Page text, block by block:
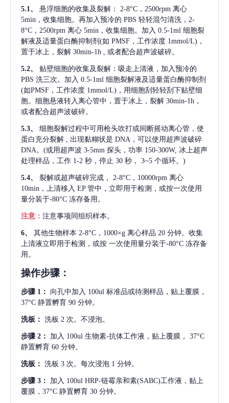
5.1、 悬浮细胞的收集及裂解：
2-8°C，2500rpm 离心
5min，收集细胞。再加入预冷的 PBS 轻轻混匀清洗，2-
8°C，2500rpm 离心 5min，收集细胞。加入 0.5-1ml 细胞裂
解液及适量蛋白酶抑制剂(如 PMSF，工作浓度 1mmol/L)，
置于冰上，裂解 30min-1h , 或者配合超声波破碎。
5.2、
贴壁细胞的收集及裂解：吸走上清液，加入预冷的
PBS 洗三次。加入 0.5-1ml 细胞裂解液及适量蛋白酶抑制剂
(如PMSF，工作浓度 1mmol/L)，用细胞刮轻轻刮下贴壁细
胞。细胞悬液转入离心管中，置于冰上，裂解 30min-1h，
或者配合超声波破碎。
5.3、
细胞裂解过程中可用枪头吹打或间断摇动离心管，使
蛋白充分裂解 , 出现黏糊状是 DNA，可以使用超声波破碎
DNA。(或用超声波 3-5mm 探头，功率 150-300W, 冰上超声
处理样品，工作 1-2 秒，停止 30 秒， 3~5 个循环。)
5.4、 裂解或超声破碎完成，
2-8°C，10000rpm 离心
10min，上清移入 EP 管中，立即用于检测，或按一次使用
量分装于-80°C 冻存备用。
注意： 注意事项同组织样本。
6、 其他生物样本 2-8°C，1000×g 离心样品 20 分钟。收集
上清液立即用于检测，或按 一次使用量分装于-80°C 冻存备
用。
操作步骤：
步骤 1： 向孔中加入 100ul 标准品或待测样品，贴上覆膜，
37°C 静置孵育 90 分钟。
洗板： 洗板 2 次。不浸泡。
步骤 2： 加入 100ul 生物素-抗体工作液，贴上覆膜， 37°C
静置孵育 60 分钟。
洗板： 洗板 3 次。每次浸泡 1 分钟。
步骤 3： 加入 100ul HRP-链霉亲和素(SABC)工作液，贴上
覆膜，37°C 静置孵育 30 分钟。